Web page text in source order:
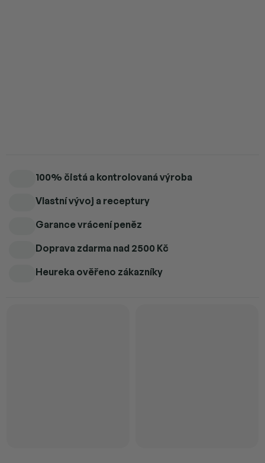
100% čistá a kontrolovaná výroba
Vlastní vývoj a receptury
Garance vrácení peněz
Doprava zdarma nad 2500 Kč
Heureka ověřeno zákazníky